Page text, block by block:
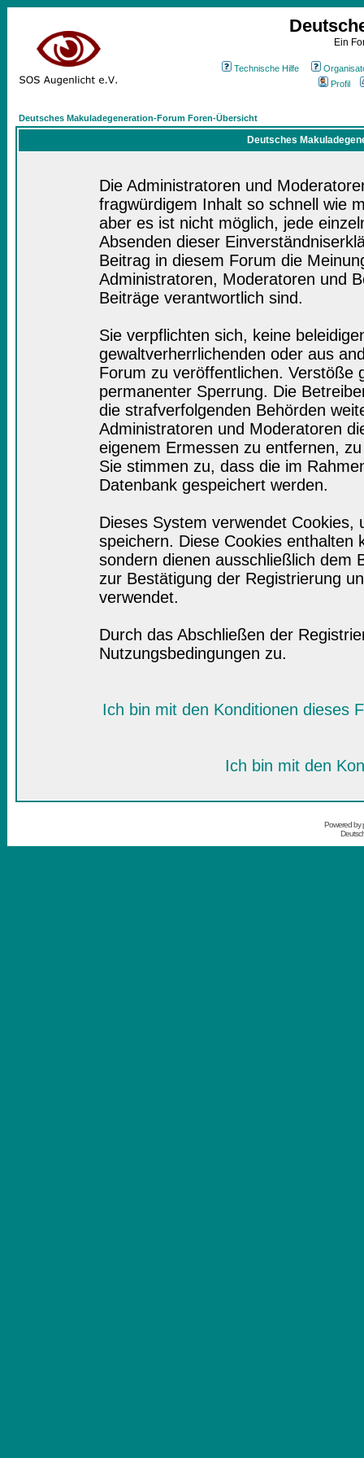
Ein
Technische Hilfe
Profil
Deutsches Makuladegeneration-Forum Foren-Übersicht
Deutsches
Die Administratoren und
fragwürdigem Inhalt so schnell wie
aber es ist nicht möglich, jede
Absenden dieser
Beitrag in diesem Forum die
Administratoren, Moderatoren und
Beiträge verantwortlich sind.
Sie verpflichten sich, keine
gewaltverherrlichenden oder aus
Forum zu veröffentlichen. Verstöße
permanenter Sperrung. Die
die strafverfolgenden Behörden
Administratoren und Moderatoren
eigenem Ermessen zu entfernen,
Sie stimmen zu, dass die im
Datenbank gespeichert werden.
Dieses System verwendet
speichern. Diese Cookies enthalten
sondern dienen ausschließlich dem
zur Bestätigung der Registrierung
verwendet.
Durch das Abschließen der
Nutzungsbedingungen zu.
Ich bin mit den Konditionen dieses
Ich bin mit den
Powered by